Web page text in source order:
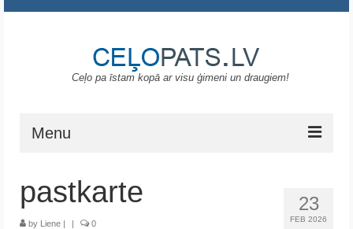
Ceļo pa īstam kopā ar visu ģimeni un draugiem!
Menu
23
FEB 2026
pastkarte
by Liene | | 0